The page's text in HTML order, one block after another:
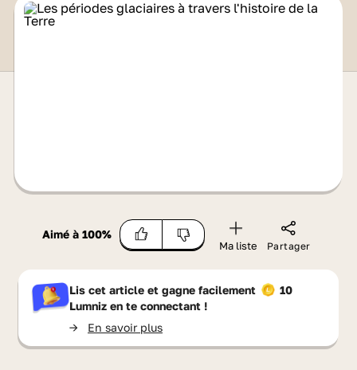
Aimé à 100%
Ma liste Partager
Lis cet article et gagne facilement
10
Lumniz en te connectant !
-> En savoir plus